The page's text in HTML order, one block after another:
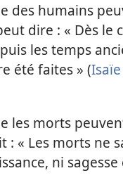
des humains
dire : « Dès le
les temps
été faites » (
les morts
: « Les morts ne
ni sagesse